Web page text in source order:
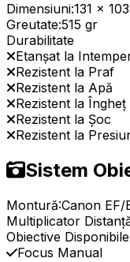
Dimensiuni:131 x
Greutate:515 gr
Durabilitate
Etanșat la
Rezistent la Praf
Rezistent la Apă
Rezistent la Îngheț
Rezistent la Șoc
Rezistent la
Sistem
Montură:Canon EF/
Multiplicator
Obiective
Focus Manual